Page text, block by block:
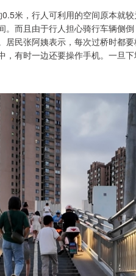
米，行人可利用的空间原本就
而且由于行人担心骑行车辆侧
民张阿姨表示，每次过桥时都
有时一边还要操作手机。一旦